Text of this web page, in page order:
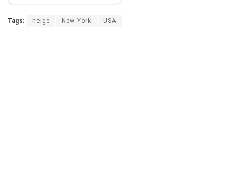
Tags: neige New York USA